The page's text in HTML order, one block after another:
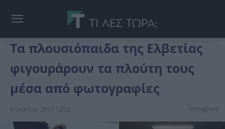
Τα πλουσιόπαιδα της Ελβετίας
φιγουράρουν τα πλούτη τους
μέσα από φωτογραφίες
6 Ιουνίου 2017 12:02 Instagram